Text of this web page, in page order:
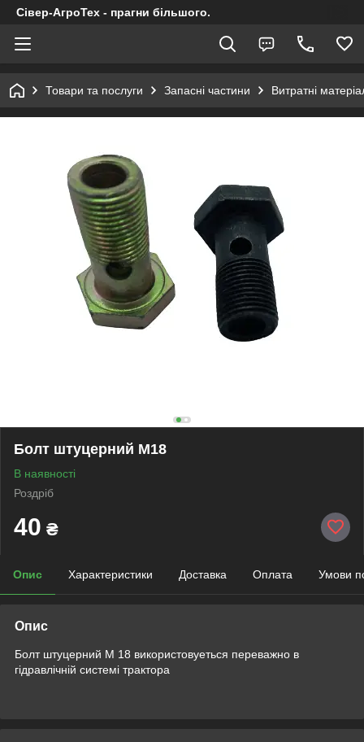
Сівер-АгроТех - прагни більшого.
Товари та послуги Запасні частини Витратні
Болт штуцерний М18
В наявності
Роздріб
40 ₴
Опис Характеристики Доставка Оплата Умови
Опис
Болт штуцерний М 18 використовуеться переважно в
гідравлічній системі трактора